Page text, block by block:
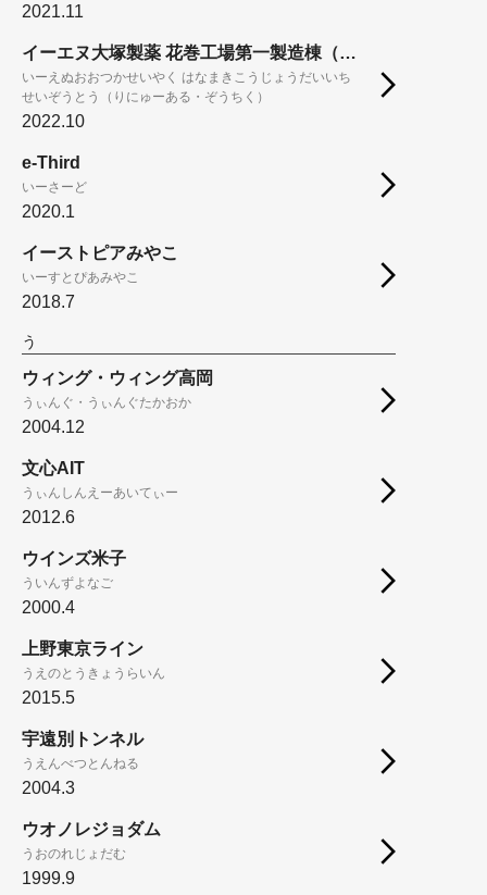
2021.11
イーエヌ大塚製薬 花巻工場第一製造棟（リニューアル・増築）
いーえぬおおつかせいやく はなまきこうじょうだいいち
せいぞうとう（りにゅーある・ぞうちく）
2022.10
e-Third
いーさーど
2020.1
イーストピアみやこ
いーすとぴあみやこ
2018.7
う
ウィング・ウィング高岡
うぃんぐ・うぃんぐたかおか
2004.12
文心AIT
うぃんしんえーあいてぃー
2012.6
ウインズ米子
ういんずよなご
2000.4
上野東京ライン
うえのとうきょうらいん
2015.5
宇遠別トンネル
うえんべつとんねる
2004.3
ウオノレジョダム
うおのれじょだむ
1999.9